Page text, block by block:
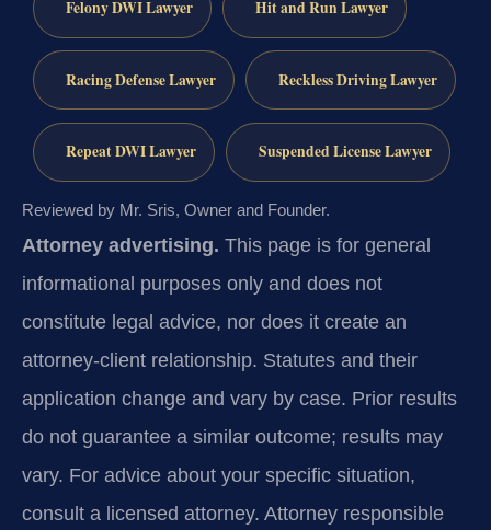
Felony DWI Lawyer Hit and Run Lawyer
Racing Defense Lawyer Reckless Driving Lawyer
Repeat DWI Lawyer Suspended License Lawyer
Reviewed by Mr. Sris, Owner and Founder.
Attorney advertising. This page is for general
informational purposes only and does not
constitute legal advice, nor does it create an
attorney-client relationship. Statutes and their
application change and vary by case. Prior results
do not guarantee a similar outcome; results may
vary. For advice about your specific situation,
consult a licensed attorney. Attorney responsible